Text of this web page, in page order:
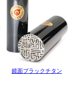
非常に優れていま
えることはないため、
ん。 一生物の印鑑と
ふとした瞬間に印鑑の
鏡面ブラックチタン